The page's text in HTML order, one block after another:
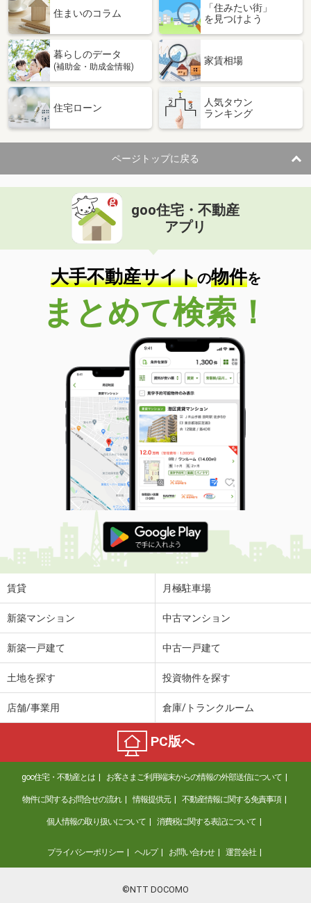
価 格
4.80万円
石川県金沢市糸田２丁目
専有面積 19.87m²
間取り
石川県金沢市黒田１丁目
住 所
石川県金沢市黒田１丁目
専有面積 26.08m²
間取り
1K
石川県小松市矢田野町
価 格
住 所
石川県小松市矢田野町
専有面積 23.18m²
間取り
1K
石川県白山市成町
価 格
5.90万円
石川県白山市成町
23.18m²
間取り
1K
石川県金沢市彦三町１
価 格
7.55万円
住 所
石川県金沢市彦三町１
専有面積 29.44m²
間取り
ワンルーム
石川県金沢市八日市２丁目
価 格
6.70万円
住 所
石川県金沢市八日市２丁目
専有面積
石川県かほく市白尾
5.45万円
8.90万円
住 所
石川県白山市中成２
専有面積 53.77m²
間取り
2LDK
石川県小松市島町
価 格
5.70万円
住 所
石川県小松市島町
住まいのコラム
「住みたい街」
を見つけよう
暮らしのデータ
(補助金・助成金情報)
家賃相場
住宅ローン
人気タウン
ランキング
ページトップに戻る
goo住宅・不動産
アプリ
大手不動産サイトの物件を
まとめて検索！
賃貸 月極駐車場
新築マンション 中古マンション
新築一戸建て 中古一戸建て
土地を探す 投資物件を探す
店舗/事業用 倉庫/トランクルーム
PC版へ
goo住宅・不動産とは お客さまご利用端末からの情報の外部送信について
物件に関するお問合せの流れ 情報提供元 不動産情報に関する免責事項
個人情報の取り扱いについて 消費税に関する表記について
プライバシーポリシー ヘルプ お問い合わせ 運営会社
©NTT DOCOMO